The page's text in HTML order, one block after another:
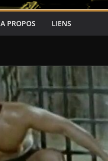
A PROPOS LIENS